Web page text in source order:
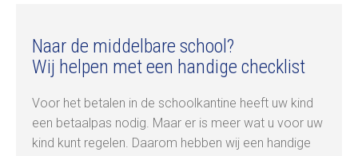
Naar de middelbare school?
Wij helpen met een handige checklist
Voor het betalen in de schoolkantine heeft uw kind
een betaalpas nodig. Maar er is meer wat u voor uw
kind kunt regelen. Daarom hebben wij een handige